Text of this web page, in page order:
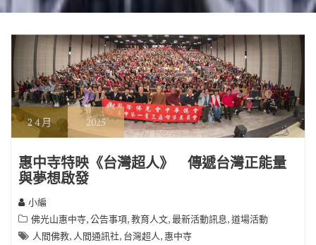
2 4 月 2025
惠中寺特映《台灣超人》 傳遞台灣正能量
與夢想啟發
小編
佛光山惠中寺,公告事項,教育人文,最新活動訊息,道場活動
人間佛教, 人間通訊社, 台灣超人, 惠中寺